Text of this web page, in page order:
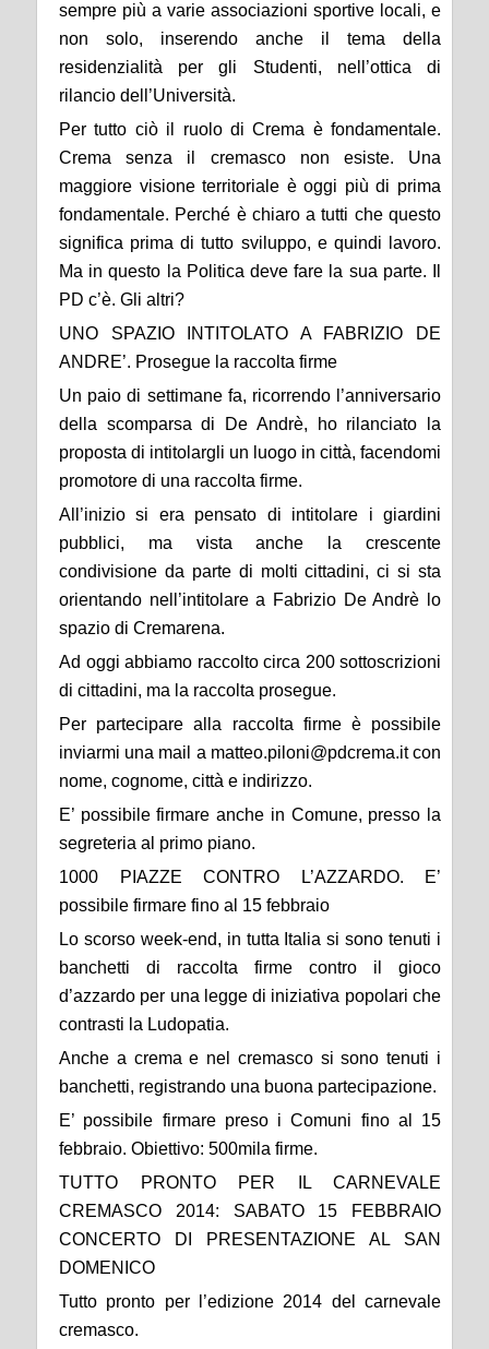
sempre più a varie associazioni sportive locali, e
non solo, inserendo anche il tema della
residenzialità per gli Studenti, nell’ottica di
rilancio dell’Università.
Per tutto ciò il ruolo di Crema è fondamentale.
Crema senza il cremasco non esiste. Una
maggiore visione territoriale è oggi più di prima
fondamentale. Perché è chiaro a tutti che questo
significa prima di tutto sviluppo, e quindi lavoro.
Ma in questo la Politica deve fare la sua parte. Il
PD c’è. Gli altri?
UNO SPAZIO INTITOLATO A FABRIZIO DE
ANDRE’. Prosegue la raccolta firme
Un paio di settimane fa, ricorrendo l’anniversario
della scomparsa di De Andrè, ho rilanciato la
proposta di intitolargli un luogo in città, facendomi
promotore di una raccolta firme.
All’inizio si era pensato di intitolare i giardini
pubblici, ma vista anche la crescente
condivisione da parte di molti cittadini, ci si sta
orientando nell’intitolare a Fabrizio De Andrè lo
spazio di Cremarena.
Ad oggi abbiamo raccolto circa 200 sottoscrizioni
di cittadini, ma la raccolta prosegue.
Per partecipare alla raccolta firme è possibile
inviarmi una mail a matteo.piloni@pdcrema.it con
nome, cognome, città e indirizzo.
E’ possibile firmare anche in Comune, presso la
segreteria al primo piano.
1000 PIAZZE CONTRO L’AZZARDO. E’
possibile firmare fino al 15 febbraio
Lo scorso week-end, in tutta Italia si sono tenuti i
banchetti di raccolta firme contro il gioco
d’azzardo per una legge di iniziativa popolari che
contrasti la Ludopatia.
Anche a crema e nel cremasco si sono tenuti i
banchetti, registrando una buona partecipazione.
E’ possibile firmare preso i Comuni fino al 15
febbraio. Obiettivo: 500mila firme.
TUTTO PRONTO PER IL CARNEVALE
CREMASCO 2014: SABATO 15 FEBBRAIO
CONCERTO DI PRESENTAZIONE AL SAN
DOMENICO
Tutto pronto per l’edizione 2014 del carnevale
cremasco.